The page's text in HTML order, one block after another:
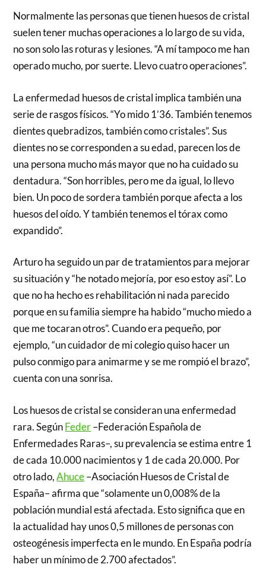
Normalmente las personas que tienen huesos de cristal
suelen tener muchas operaciones a lo largo de su vida,
no son solo las roturas y lesiones. “A mí tampoco me han
operado mucho, por suerte. Llevo cuatro operaciones”.
La enfermedad huesos de cristal implica también una
serie de rasgos físicos. “Yo mido 1’36. También tenemos
dientes quebradizos, también como cristales”. Sus
dientes no se corresponden a su edad, parecen los de
una persona mucho más mayor que no ha cuidado su
dentadura. “Son horribles, pero me da igual, lo llevo
bien. Un poco de sordera también porque afecta a los
huesos del oído. Y también tenemos el tórax como
expandido”.
Arturo ha seguido un par de tratamientos para mejorar
su situación y “he notado mejoría, por eso estoy así”. Lo
que no ha hecho es rehabilitación ni nada parecido
porque en su familia siempre ha habido “mucho miedo a
que me tocaran otros”. Cuando era pequeño, por
ejemplo, “un cuidador de mi colegio quiso hacer un
pulso conmigo para animarme y se me rompió el brazo”,
cuenta con una sonrisa.
Los huesos de cristal se consideran una enfermedad
rara. SegúnFeder–Federación Española de
Enfermedades Raras–, su prevalencia se estima entre 1
de cada 10.000 nacimientos y 1 de cada 20.000. Por
otro lado,Ahuce–Asociación Huesos de Cristal de
España– afirma que “solamente un 0,008% de la
población mundial está afectada. Esto significa que en
la actualidad hay unos 0,5 millones de personas con
osteogénesis imperfecta en le mundo. En España podría
haber un mínimo de 2.700 afectados”.